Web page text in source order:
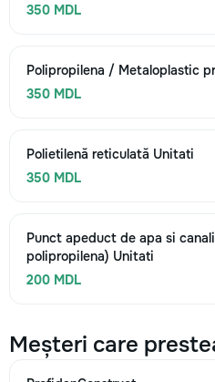
350 MDL
Polipropilena / Metaloplastic
350 MDL
Polietilenă reticulată Unitati
350 MDL
Punct apeduct de apa si
polipropilena) Unitati
200 MDL
Meșteri care